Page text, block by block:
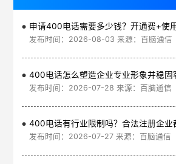
发布时间：2026-08-03 来源：百脑通信
400电话怎么塑造企业专业形象并稳固
发布时间：2026-07-28 来源：百脑通信
400电话有行业限制吗？合法注册企业
发布时间：2026-07-27 来源：百脑通信